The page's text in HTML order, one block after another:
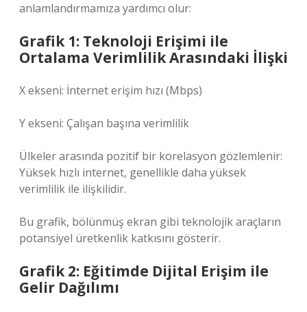
anlamlandırmamıza yardımcı olur:
Grafik 1: Teknoloji Erişimi ile
Ortalama Verimlilik Arasındaki İlişki
X ekseni: İnternet erişim hızı (Mbps)
Y ekseni: Çalışan başına verimlilik
Ülkeler arasında pozitif bir korelasyon gözlemlenir:
Yüksek hızlı internet, genellikle daha yüksek
verimlilik ile ilişkilidir.
Bu grafik, bölünmüş ekran gibi teknolojik araçların
potansiyel üretkenlik katkısını gösterir.
Grafik 2: Eğitimde Dijital Erişim ile
Gelir Dağılımı